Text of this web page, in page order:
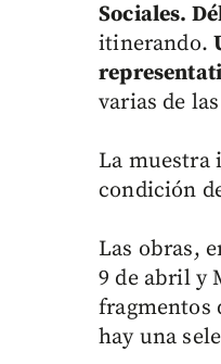
Sociales.
itinerando.
varias de
La muestra
condición
Las obras,
9 de abril y
fragmentos
hay una